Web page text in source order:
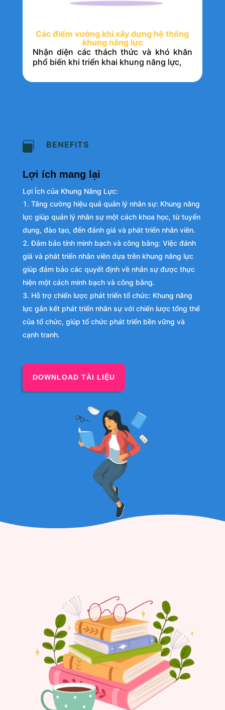
Các điểm vướng khi xây dựng hệ thống
khung năng lực
Nhận diện các thách thức và khó khăn
phổ biến khi triển khai khung năng lực,
 BENEFITS
Lợi ích mang lại
Lợi Ích của Khung Năng Lực:
Tăng cường hiệu quả quản lý nhân sự: Khung năng
lực giúp quản lý nhân sự một cách khoa học, từ tuyển
dụng, đào tạo, đến đánh giá và phát triển nhân viên.
Đảm bảo tính minh bạch và công bằng: Việc đánh
giá và phát triển nhân viên dựa trên khung năng lực
giúp đảm bảo các quyết định về nhân sự được thực
hiện một cách minh bạch và công bằng.
Hỗ trợ chiến lược phát triển tổ chức: Khung năng
lực gắn kết phát triển nhân sự với chiến lược tổng thể
của tổ chức, giúp tổ chức phát triển bền vững và
cạnh tranh.
DOWNLOAD TÀI LIỆU